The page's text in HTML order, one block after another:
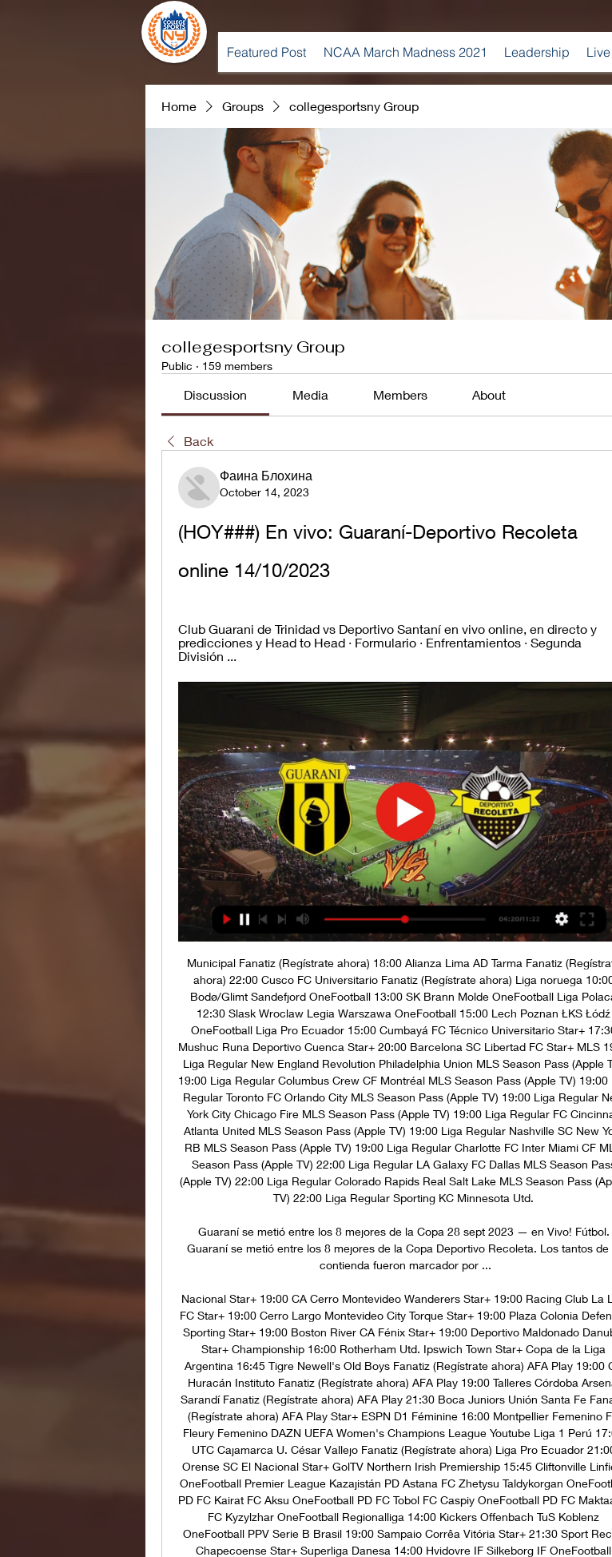
Featured Post NCAA March Madness 2021 Leadership
Home Groups collegesportsny Group
collegesportsny Group
Public · 159 members
Discussion Media Members About
Back
Фаина Блохина
October 14, 2023
(HOY###) En vivo: Guaraní-Deportivo Recoleta
online 14/10/2023
Club Guarani de Trinidad vs Deportivo Santaní en vivo online, en directo y
predicciones y Head to Head · Formulario · Enfrentamientos · Segunda
División ...
Municipal Fanatiz (Regístrate ahora) 18:00 Alianza Lima AD Tarma Fanatiz (Regístrate ahora) 22:00 Cusco FC Universitario Fanatiz (Regístrate ahora) Liga noruega 10:00 Bodø/Glimt Sandefjord OneFootball 13:00 SK Brann Molde OneFootball Liga Polaca 12:30 Slask Wroclaw Legia Warszawa OneFootball 15:00 Lech Poznan ŁKS Łódź OneFootball Liga Pro Ecuador 15:00 Cumbayá FC Técnico Universitario Star+ 17:30 Mushuc Runa Deportivo Cuenca Star+ 20:00 Barcelona SC Libertad FC Star+ MLS 19:00 Liga Regular New England Revolution Philadelphia Union MLS Season Pass (Apple TV) 19:00 Liga Regular Columbus Crew CF Montréal MLS Season Pass (Apple TV) 19:00 Liga Regular Toronto FC Orlando City MLS Season Pass (Apple TV) 19:00 Liga Regular New York City Chicago Fire MLS Season Pass (Apple TV) 19:00 Liga Regular FC Cincinnati Atlanta United MLS Season Pass (Apple TV) 19:00 Liga Regular Nashville SC New York RB MLS Season Pass (Apple TV) 19:00 Liga Regular Charlotte FC Inter Miami CF MLS Season Pass (Apple TV) 22:00 Liga Regular LA Galaxy FC Dallas MLS Season Pass (Apple TV) 22:00 Liga Regular Colorado Rapids Real Salt Lake MLS Season Pass (Apple TV) 22:00 Liga Regular Sporting KC Minnesota Utd. 

Guaraní se metió entre los 8 mejores de la Copa 28 sept 2023 — en Vivo! Fútbol. Guaraní se metió entre los 8 mejores de la Copa Deportivo Recoleta. Los tantos de la contienda fueron marcador por ...

Nacional Star+ 19:00 CA Cerro Montevideo Wanderers Star+ 19:00 Racing Club La Luz FC Star+ 19:00 Cerro Largo Montevideo City Torque Star+ 19:00 Plaza Colonia Defensor Sporting Star+ 19:00 Boston River CA Fénix Star+ 19:00 Deportivo Maldonado Danubio Star+ Championship 16:00 Rotherham Utd. Ipswich Town Star+ Copa de la Liga Argentina 16:45 Tigre Newell's Old Boys Fanatiz (Regístrate ahora) AFA Play 19:00 CA Huracán Instituto Fanatiz (Regístrate ahora) AFA Play 19:00 Talleres Córdoba Arsenal Sarandí Fanatiz (Regístrate ahora) AFA Play 21:30 Boca Juniors Unión Santa Fe Fanatiz (Regístrate ahora) AFA Play Star+ ESPN D1 Féminine 16:00 Montpellier Femenino FC Fleury Femenino DAZN UEFA Women's Champions League Youtube Liga 1 Perú 17:00 UTC Cajamarca U. César Vallejo Fanatiz (Regístrate ahora) Liga Pro Ecuador 21:00 Orense SC El Nacional Star+ GolTV Northern Irish Premiership 15:45 Cliftonville Linfield OneFootball Premier League Kazajistán PD Astana FC Zhetysu Taldykorgan OneFootball PD FC Kairat FC Aksu OneFootball PD FC Tobol FC Caspiy OneFootball PD FC Maktaaral FC Kyzylzhar OneFootball Regionalliga 14:00 Kickers Offenbach TuS Koblenz OneFootball PPV Serie B Brasil 19:00 Sampaio Corrêa Vitória Star+ 21:30 Sport Recife Chapecoense Star+ Superliga Danesa 14:00 Hvidovre IF Silkeborg IF OneFootball Superliga de Eslovaquia 12:30 FC ViOn MFK Zemplín Michalovce OneFootball Sábado, 21-10-2023 La Liga EA Sports 09:00 Real Sociedad Mallorca Star+ 11:15 Getafe Real Betis DGO DSports (610-619) 13:30 Sevilla FC Real Madrid DGO DSports (610-619) 16:00 Celta At. 

Lyonnais Femenino DAZN UEFA Women's Champions League Youtube Eredivisie 07:15 Utrecht Ajax Star+ FA Women's Super League 09:00 Everton Femenino Man Utd Femenino The FA Player 10:00 Chelsea Femenino Brighton Femenino The FA Player 11:00 West Ham Femenino Liverpool Femenino The FA Player 14:45 Bristol City Femenino Arsenal Femenino Star+ Indian Super League 11:30 Jamshedpur RoundGlass Punjab FC OneFootball PPV OneFootball Liga 1 Perú 17:00 Sport Huancayo Sport Boys A. Fanatiz (Regístrate ahora) 17:00 Unión Comercio Deportivo Garcilaso Fanatiz (Regístrate ahora) 17:00 Carlos A. 

København Star+ 16:00 Fase de grupos SC Braga Real Madrid Star+ 16:00 Fase de grupos Benfica Real Sociedad Star+ 16:00 Fase de grupos Union Berlin Napoli Star+ 16:00 Fase de grupos Lens PSV Eindhoven Star+ Championship 16:00 Leicester City Sunderland Star+ Copa de la Liga Argentina 17:00 Unión Santa Fe Defensa y Justicia Fanatiz (Regístrate ahora) AFA Play 19:00 Racing Avellaneda Boca Juniors Fanatiz (Regístrate ahora) AFA Play 21:30 Argentinos Juniors CA Huracán Fanatiz (Regístrate ahora) AFA Play 21:30 Instituto Rosario Central Fanatiz (Regístrate ahora) AFA Play Regionalliga 14:00 TSV Steinbach Stuttgart II OneFootball PPV Serie A Brasil 19:00 Fortaleza SC Botafogo Star+ Fanatiz (Regístrate ahora) Brasileirão Play UEFA Youth League 09:00 Fase de grupos Inter Milan Academy Red Bull Salzburg Academy UEFA TV Star+ 11:00 Fase de grupos SC Braga Academy Real Madrid Academy UEFA TV Star+ Miércoles, 25-10-2023 AFC Champions League 07:00 Fase de grupos Yokohama F. 

Club Guaraní vs Deportivo Recoleta en vivo 11.10.2023 hace 3 días — La transmisión en vivo de Club Guaraní vs Deportivo Recoleta comenzará a las 11.10.2023. Partidos recientes entre equipos: Deportivo Recoleta - ...

La aplicación de WOSTI Guía TV de Fútbol es indispensable para el móvil de cualquier amante del fútbol. Conoce todas sus funcionalidades al detalle. FutbolenlaTV - 2023-02-07 11:05 Ver todas las Noticias La mayor información de fútbol en vivo hoy que se ofrece en Chile, se concentra en esta programación semanal en la que se detallan todos los partidos televisados en canales de televisión tanto en señal abierta como de paga. 

Paranaense América MG Star+ 20:00 Cruzeiro Bahía Star+ 20:00 Palmeiras São Paulo Star+ Fanatiz (Regístrate ahora) Brasileirão Play 21:30 Grêmio CR Flamengo Star+ Fanatiz (Regístrate ahora) Brasileirão Play 21:30 Cuiabá Corinthians Star+ Fanatiz (Regístrate ahora) Brasileirão Play UEFA Youth League 09:00 Fase de grupos FC Barcelona Academy Shakhtar Academy UEFA TV Star+ 11:00 Fase de grupos Newcastle Academy B. Dortmund Academy UEFA TV Star+ Jueves, 26-10-2023 AFC Cup 05:00 Fase de grupos Central Coast Mariners Bali United Star+ 07:00 Fase de grupos Taichung Futuro FC Tainan City Star+ 09:00 Fase de grupos Phnom Penh Crown FC Macarthur FC Star+ 09:00 Fase de grupos Terengganu FC Stallion Laguna FC Star+ 09:00 Fase de grupos Chao Pak Kei FC Ulaanbaatar Star+ 09:00 Fase de grupos Cebu FC Shan United FC Star+ 11:00 Fase de grupos Ravshan FC Abdish-Ata Kant Star+ 13:00 Fase de grupos FC Merw Mary Altyn Asyr FK Star+ Copa de la Liga Argentina 18:30 San Lorenzo Platense Fanatiz (Regístrate ahora) AFA Play 21:00 Lanús Tigre Fanatiz (Regístrate ahora) AFA Play 21:00 Newell's Old Boys Godoy Cruz Fanatiz (Regístrate ahora) AFA Play Europa Conference League 13:45 Fase de grupos AZ Alkmaar Aston Villa Star+ 13:45 Fase de grupos Fenerbahçe PFC Ludogorets Star+ 13:45 Fase de grupos Gent Breidablik UBK Star+ 13:45 Fase de grupos Lille Slovan Bratislava Star+ 13:45 Fase de grupos Maccabi Tel Aviv FC Zorya Star+ 13:45 Fase de grupos Lugano Club Brugge Star+ 13:45 Fase de grupos KÍ Klaksvík NK Olimpija Star+ 13:45 Fase de grupos KF Ballkani Astana Star+ 16:00 Fase de grupos Fiorentina FK Cukaricki Star+ 16:00 Fase de grupos Genk Ferencvaros Star+ 16:00 Fase de grupos Eintracht Frankfurt HJK Helsinki Star+ 16:00 Fase de grupos GNK Dinamo Zagreb Viktoria Plzen Star+ 16:00 Fase de grupos Aberdeen PAOK FC Star+ 16:00 Fase de grupos Spartak Trnava Nordsjælland Star+ 16:00 Fase de grupos Zrinjski Mostar Legia Warszawa Star+ 16:00 Fase de grupos Bodø/Glimt Besiktas Star+ Europa League 13:45 Fase de grupos Olympiacos West Ham Star+ 13:45 Fase de grupos Sparta Praha Rangers FC Star+ 13:45 Fase de grupos O. 

(((HOY-))) Partido de hoy Guaraní vs Tacuary en vivo 8 octub hace 5 días — Deportivo Santaní, 24 de Septiembre, Valois Rivarola, Cristóbal Colón JAS, Deportivo Recoleta Club Olimpia – Sitio Oficial Sitio web oficial ...

Club Guaraní Vs Deportivo Recoleta: Enfrentamientos 11/10 Copa Paraguay, Club Guaraní vs Deportivo Recoleta (11/10/2023) . El historial de enfrentamientos entre ambos equipos y como llega cada uno al partido.

Club Guarani (@ClubGuarani) / X ¡NOS VEMOS EN VILLA ELISA! Mañana #PoneteLaDelIndio para alentar al #Legendario en el Estadio Luis Alfonso Giagni   Deportivo ...

Paranaense Star+ 20:00 Coritiba Cuiabá Star+ 20:00 América MG Botafogo Star+ ESPN 3 21:30 Bahía Internacional Star+ Fanatiz (Regístrate ahora) Brasileirão Play 21:30 Goiás São Paulo Star+ Fanatiz (Regístrate ahora) Brasileirão Play 21:30 Vasco da Gama Fortaleza SC Star+ Fanatiz (Regístrate ahora) Brasileirão Play Jueves, 19-10-2023 Campeonato Uruguayo 12:00 Racing Club CA Fénix Star+ GolTV 14:30 Deportivo Maldonado River Plate M. Star+ GolTV 17:00 CA Cerro Danubio Star+ GolTV 20:15 Boston River Nacional Star+ GolTV Copa de la Liga Argentina 16:00 Gimnasia LP Argentinos Juniors Fanatiz (Regístrate ahora) AFA Play 17:00 Godoy Cruz San Lorenzo Fanatiz (Regístrate ahora) AFA Play 18:30 CA Colón River Plate Fanatiz (Regístrate ahora) AFA Play Star+ ESPN 20:45 Rosario Central Vélez Sarsfield Fanatiz (Regístrate ahora) AFA Play 21:00 Sarmiento Racing Avellaneda Fanatiz (Regístrate ahora) AFA Play Serie A Brasil 19:00 Cruzeiro CR Flamengo Star+ 19:00 Palmeiras Atlético Mineiro Star+ 20:00 Santos RB Bragantino Star+ 21:30 Fluminense Corinthians Star+ Fanatiz (Regístrate ahora) Brasileirão Play ESPN 3 Viernes, 20-10-2023 La Liga EA Sports 16:00 Osasuna Granada CF DGO DSports (610-619) Francia Ligue 1 16:00 Le Havre AC Lens Star+ Bundesliga 15:30 Borussia Dortmund Werder Bremen Star+ ESPN 2 Campeonato Uruguayo 19:00 Peñarol Liverpool FC Star+ 19:00 River Plate M. 

OneFootball 15:45 Glentoran Loughgall FC OneFootball 15:45 Carrick Rangers Linfield OneFootball Regionalliga 14:00 TuS Koblenz FC Homburg OneFootball PPV Serie B Brasil 21:30 Criciúma Chapecoense Fanatiz (Regístrate ahora) Brasileirão Play Mañana sábado, 14-10-2023 Campeonato Ascenso Betsson 17:00 Barnechea SM Arica Estadio TNT Sports 17:00 Santiago Morning Deportes Recoleta Estadio TNT Sports TNT Sports 3 17:00 Unión San Felipe Deportes Puerto Montt TNT Sports 2 TNT Sports HD Estadio TNT